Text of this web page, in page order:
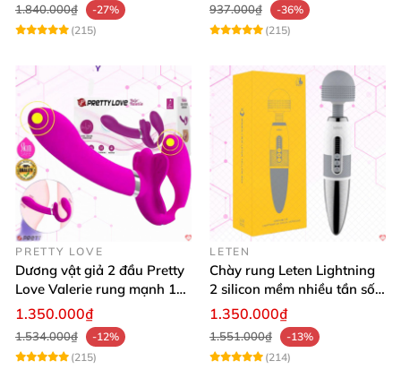
1.840.000₫
-27%
(215)
937.000₫
-36%
(215)
PRETTY LOVE
Dương vật giả 2 đầu Pretty
Love Valerie rung mạnh 12
chế độ cao cấp
1.350.000₫
1.534.000₫
-12%
(215)
LETEN
Chày rung Leten Lightning
2 silicon mềm nhiều tần số
rung phát nhiệt
1.350.000₫
1.551.000₫
-13%
(214)